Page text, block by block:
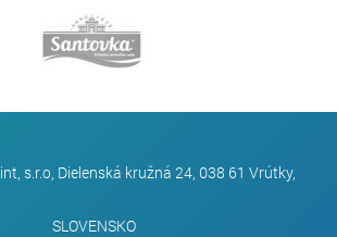
s.r.o, Dielenská kružná 24, 038 61 Vrútky,
SLOVENSKO